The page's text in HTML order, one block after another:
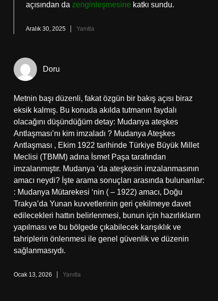
açısından da zenginleşmesine katkı sundu.
Aralık 30, 2025 Yanıtla
Doru
Metnin başı düzenli, fakat özgün bir bakış açısı biraz
eksik kalmış. Bu konuda akılda tutmanın faydalı
olacağını düşündüğüm detay: Mudanya ateşkes
Antlaşması’nı kim imzaladı ? Mudanya Ateşkes
Antlaşması , Ekim 1922 tarihinde Türkiye Büyük Millet
Meclisi (TBMM) adına İsmet Paşa tarafından
imzalanmıştır. Mudanya ‘da ateşkesin imzalanmasının
amacı neydi? İşte arama sonuçları arasında bulunanlar:
: Mudanya Mütarekesi ‘nin ( – 1922) amacı, Doğu
Trakya’da Yunan kuvvetlerinin geri çekilmeye davet
edilecekleri hattın belirlenmesi, bunun için hazırlıkların
yapılması ve bu bölgede çıkabilecek karışıklık ve
tahriplerin önlenmesi ile genel güvenlik ve düzenin
sağlanmasıydı.
Ocak 13, 2026 Yanıtla